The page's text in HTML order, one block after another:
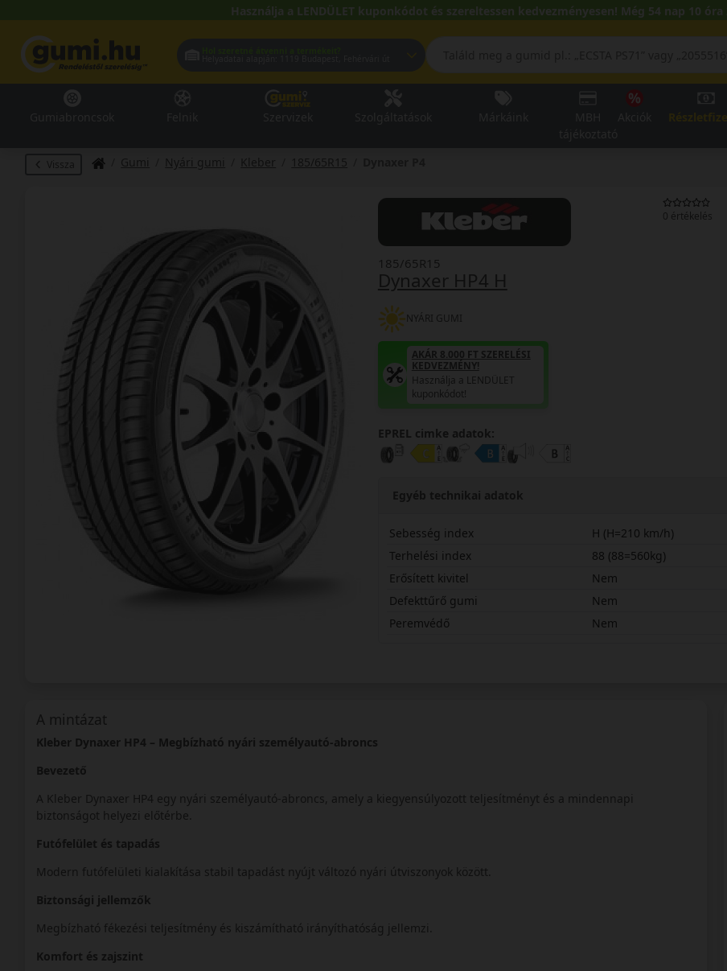
Használja a LENDÜLET kuponkódot és szereltessen kedvezményesen! Még 54 nap 10
Vissza Gumi Nyári gumi Kleber 185/65R15
0 értékelés
Dynaxer HP4 H
185/65R15
NYÁRI GUMI
AKÁR 8.000 FT SZERELÉSI
KEDVEZMÉNY!
Használja a LENDÜLET
kuponkódot!
EPREL cimke adatok:
Egyéb technikai adatok
Sebesség index
H (H=210 km/h)
Terhelési index
88 (88=560kg)
Erősített kivitel
Nem
Defekttűrő gumi
Nem
Peremvédő
Nem
A mintázat
Kleber Dynaxer HP4 – Megbízható nyári személyautó-abroncs
Bevezető
A Kleber Dynaxer HP4 egy nyári személyautó-abroncs, amely a kiegyensúlyozott teljesítményt és a mindennapi
biztonságot helyezi előtérbe.
Futófelület és tapadás
Modern futófelületi kialakítása stabil tapadást nyújt változó nyári útviszonyok között.
Biztonsági jellemzők
Megbízható fékezési teljesítmény és kiszámítható irányíthatóság jellemzi.
Komfort és zajszint